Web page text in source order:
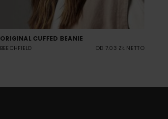
ORIGINAL CUFFED BEANIE
BEECHFIELD OD 7.03 ZŁ NETTO